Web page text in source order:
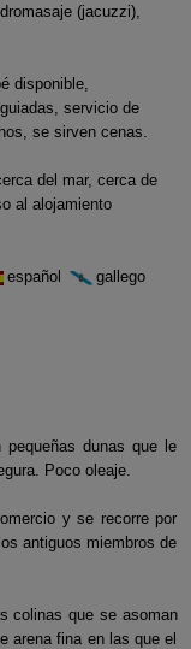
(jacuzzi),
disponible,
servicio de
se sirven cenas.
del mar, cerca de
al alojamiento
español
gallego
dunas que le
Poco oleaje.
y se recorre por
antiguos miembros de
colinas que se asoman
arena fina en las que el